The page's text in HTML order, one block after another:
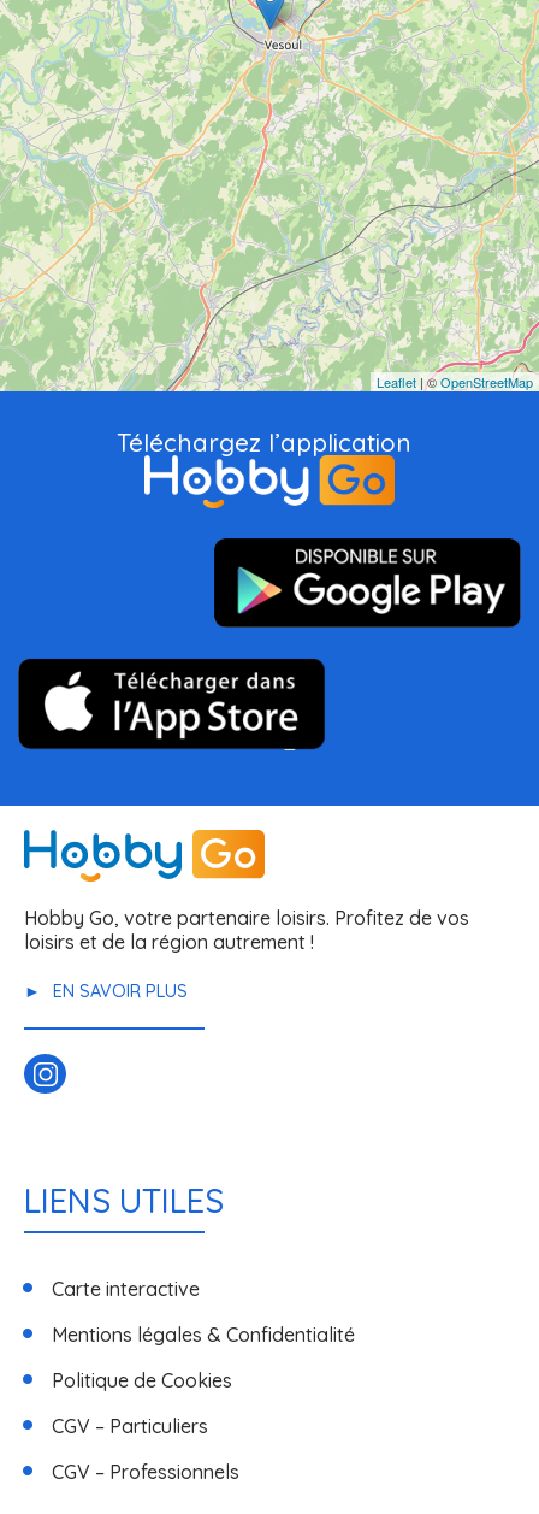
Leaflet | ©OpenStreetMap
Téléchargez l’application
Hobby Go, votre partenaire loisirs. Profitez de vos
loisirs et de la région autrement !
EN SAVOIR PLUS
LIENS UTILES
Carte interactive
Mentions légales & Confidentialité
Politique de Cookies
CGV – Particuliers
CGV – Professionnels